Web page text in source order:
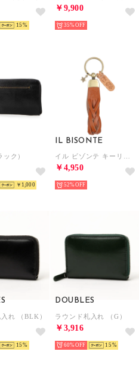
15
￥9,900
35%
ック）
￥1,000
IL BISONTE
￥4,950
52%
れ （BLK）
15
DOUBLES
ラウンド札入れ （G）
￥3,916
60% 15